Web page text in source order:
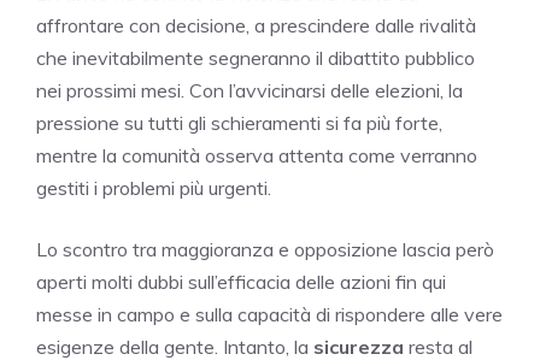
affrontare con decisione, a prescindere dalle rivalità
che inevitabilmente segneranno il dibattito pubblico
nei prossimi mesi. Con l’avvicinarsi delle elezioni, la
pressione su tutti gli schieramenti si fa più forte,
mentre la comunità osserva attenta come verranno
gestiti i problemi più urgenti.
Lo scontro tra maggioranza e opposizione lascia però
aperti molti dubbi sull’efficacia delle azioni fin qui
messe in campo e sulla capacità di rispondere alle vere
esigenze della gente. Intanto, la sicurezza resta al